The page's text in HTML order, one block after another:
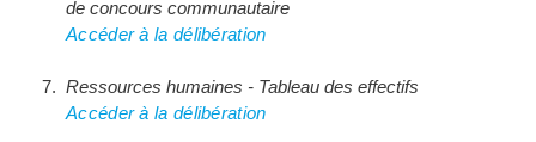
de concours communautaire
Accéder à la délibération
Ressources humaines - Tableau des effectifs
Accéder à la délibération